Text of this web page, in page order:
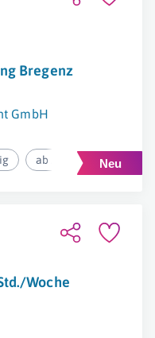
Bregenz
GmbH
ab 36.400€ pro Jahr
Woche